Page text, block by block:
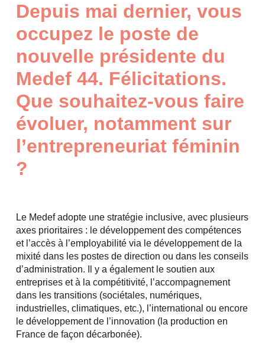
Depuis mai dernier, vous
occupez le poste de
nouvelle présidente du
Medef 44. Félicitations.
Que souhaitez-vous faire
évoluer, notamment sur
l’entrepreneuriat féminin
?
Le Medef adopte une stratégie inclusive, avec plusieurs
axes prioritaires : le développement des compétences
et l’accès à l’employabilité via le développement de la
mixité dans les postes de direction ou dans les conseils
d’administration. Il y a également le soutien aux
entreprises et à la compétitivité, l’accompagnement
dans les transitions (sociétales, numériques,
industrielles, climatiques, etc.), l’international ou encore
le développement de l’innovation (la production en
France de façon décarbonée).